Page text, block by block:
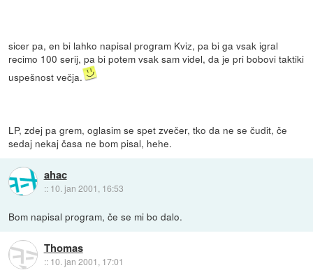
sicer pa, en bi lahko napisal program Kviz, pa bi ga vsak igral
recimo 100 serij, pa bi potem vsak sam videl, da je pri bobovi taktiki
uspešnost večja.
LP, zdej pa grem, oglasim se spet zvečer, tko da ne se čudit, če
sedaj nekaj časa ne bom pisal, hehe.
ahac
:: 10. jan 2001, 16:53
Bom napisal program, če se mi bo dalo.
Thomas
:: 10. jan 2001, 17:01